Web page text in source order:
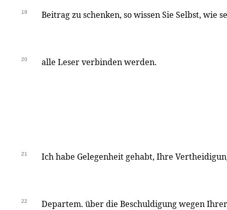
19 Beitrag zu schenken, so wissen Sie Selbst, wie
20 alle Leser verbinden werden.
21 Ich habe Gelegenheit gehabt, Ihre
22 Departem. über die Beschuldigung wegen